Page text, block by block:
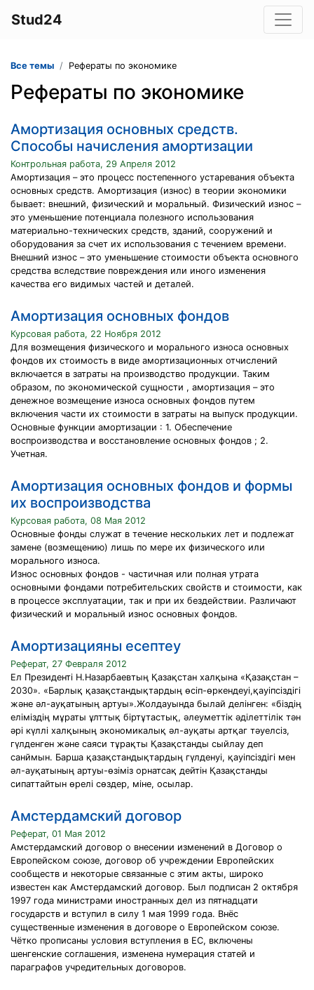
Stud24
Все темы Рефераты по экономике
Рефераты по экономике
Амортизация основных средств.
Способы начисления амортизации
Контрольная работа, 29 Апреля 2012
Амортизация – это процесс постепенного устаревания объекта
основных средств. Амортизация (износ) в теории экономики
бывает: внешний, физический и моральный. Физический износ –
это уменьшение потенциала полезного использования
материально-технических средств, зданий, сооружений и
оборудования за счет их использования с течением времени.
Внешний износ – это уменьшение стоимости объекта основного
средства вследствие повреждения или иного изменения
качества его видимых частей и деталей.
Амортизация основных фондов
Курсовая работа, 22 Ноября 2012
Для возмещения физического и морального износа основных
фондов их стоимость в виде амортизационных отчислений
включается в затраты на производство продукции. Таким
образом, по экономической сущности , амортизация – это
денежное возмещение износа основных фондов путем
включения части их стоимости в затраты на выпуск продукции.
Основные функции амортизации : 1. Обеспечение
воспроизводства и восстановление основных фондов ; 2.
Учетная.
Амортизация основных фондов и формы
их воспроизводства
Курсовая работа, 08 Мая 2012
Основные фонды служат в течение нескольких лет и подлежат
замене (возмещению) лишь по мере их физического или
морального износа.
Износ основных фондов - частичная или полная утрата
основными фондами потребительских свойств и стоимости, как
в процессе эксплуатации, так и при их бездействии. Различают
физический и моральный износ основных фондов.
Амортизацияны есептеу
Реферат, 27 Февраля 2012
Ел Президенті Н.Назарбаевтың Қазақстан халқына «Қазақстан –
2030». «Барлық қазақстандықтардың өсіп-өркендеуі,қауіпсіздігі
және әл-ауқатының артуы».Жолдауында былай делінген: «біздің
еліміздің мұраты ұлттық біртұтастық, әлеуметтік әділеттілік тән
әрі күллі халқының экономикалық әл-ауқаты артқаг тәуелсіз,
гүлденген және саяси тұрақты Қазақстанды сыйлау деп
санймын. Барша қазақстандықтардың гүлденуі, қауіпсіздігі мен
әл-ауқатының артуы-өзіміз орнатсақ дейтін Қазақстанды
сипаттайтын өрелі сөздер, міне, осылар.
Амстердамский договор
Реферат, 01 Мая 2012
Амстердамский договор о внесении изменений в Договор о
Европейском союзе, договор об учреждении Европейских
сообществ и некоторые связанные с этим акты, широко
известен как Амстердамский договор. Был подписан 2 октября
1997 года министрами иностранных дел из пятнадцати
государств и вступил в силу 1 мая 1999 года. Внёс
существенные изменения в договоре о Европейском союзе.
Чётко прописаны условия вступления в ЕС, включены
шенгенские соглашения, изменена нумерация статей и
параграфов учредительных договоров.